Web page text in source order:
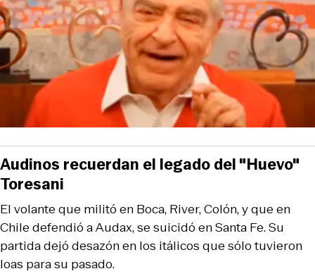
El volante que militó en Boca, River, Colón, y que en
Chile defendió a Audax, se suicidó en Santa Fe. Su
partida dejó desazón en los itálicos que sólo tuvieron
loas para su pasado.
Audinos recuerdan el legado del "Huevo"
Toresani